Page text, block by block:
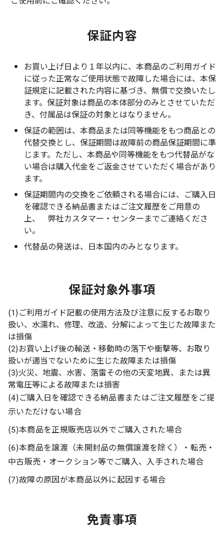
保証内容
お買い上げ日より１年以内に、本商品のご利用ガイド
に従った正常なご使用状態で故障した場合には、本保
証規定に記載された内容に基づき、無償で交換いたし
ます。保証対象は商品の本体部分のみとさせていただ
き、付属品は保証の対象とはなりません。
保証の範囲は、本商品または同等機能をもつ商品との
代替交換とし、保証期間は故障前の商品保証期間に準
じます。ただし、本商品や同等機能をもつ代替品がな
い場合は購入代金をご返金させていただく場合があり
ます。
保証期間内の交換をご依頼される場合には、ご購入日
を確認できる納品書またはご注文履歴をご用意の
上、 弊社カスタマー・センターまでご連絡くださ
い。
代替品の発送は、日本国内のみとなります。
保証対象外事項
(1)ご利用ガイド記載の使用方法及び注意に反するお取り
扱い、水濡れ、修理、改造、分解によって生じた故障また
は損傷
(2)お買い上げ後の輸送・移動時の落下や衝撃等、お取り
扱いが適当でないために生じた故障または損傷
(3)火災、地震、水害、落雷その他の天変地異、または異
常電圧等による故障または損害
(4)ご購入日を確認できる納品書またはご注文履歴をご提
示いただけない場合
(5)本商品を正規販売店以外でご購入された場合
(6)本商品を譲渡（未開封品の無償譲渡を除く）・転売・
中古販売・オークション等でご購入、入手された場合
(7)故障の原因が本商品以外に起因する場合
免責事項